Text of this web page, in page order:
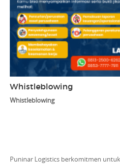
Whistleblowing
Whistleblowing
Puninar Logistics berkomitmen